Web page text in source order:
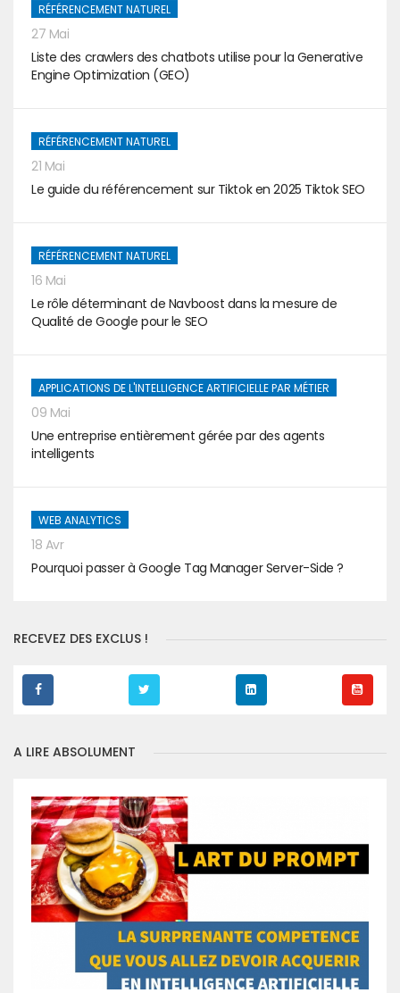
RÉFÉRENCEMENT NATUREL
27 Mai
Liste des crawlers des chatbots utilise pour la Generative
Engine Optimization (GEO)
RÉFÉRENCEMENT NATUREL
21 Mai
Le guide du référencement sur Tiktok en 2025 Tiktok SEO
RÉFÉRENCEMENT NATUREL
16 Mai
Le rôle déterminant de Navboost dans la mesure de
Qualité de Google pour le SEO
APPLICATIONS DE L'INTELLIGENCE ARTIFICIELLE PAR MÉTIER
09 Mai
Une entreprise entièrement gérée par des agents
intelligents
WEB ANALYTICS
18 Avr
Pourquoi passer à Google Tag Manager Server-Side ?
RECEVEZ DES EXCLUS !
A LIRE ABSOLUMENT